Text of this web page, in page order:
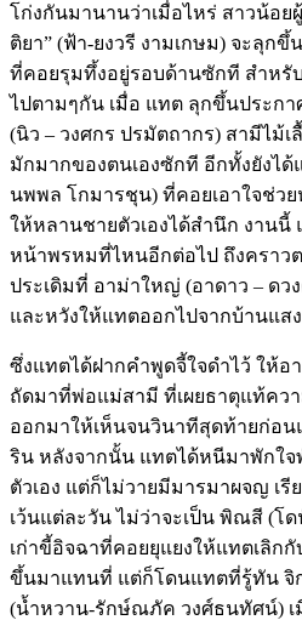
โก่งกันมานานว่าเมื่อไหร่ สาวน้อย
ติยา” (ฟ้า-ยงวรี งามเกษม) จะลุก
ที่คอยรุมทึ้งอยู่รอบด้านซักที สำหรั
ไปตามๆกัน เมื่อ แทต ลุกขึ้นประก
(นิว – วงศกร ปรมัตถากร) สามีไม้
มักมากของตนเองซักที อีกทั้งยังไ
นพพล โกมารชุน) ที่คอยเอาใจช่ว
ให้หลานชายตัวเองได้สำนึก งาน
หน้าพรหมที่ไหนอีกต่อไป ถึงครา
ประเดิมที่ อาม่าใหญ่ (อาดาว – ดว
และหวังให้แทตออกไปจากบ้านแส
ซึ่งแทตได้ฝากคำพูดจี้ใจดำไว้ ให้
ถัดมาที่พ่อแม่สามี ที่เผยธาตุแท้คว
ออกมาให้เห็นจนวินาทีสุดท้ายก่อน
ริน หลังจากนั้น แทตได้หนีมาพักใจ
ตัวเอง แต่ก็ไม่วายมีมารมาผจญ เรี
เว้นแต่ละวัน ไม่ว่าจะเป็น พิณสี (โ
เก่าขี้อิจฉาที่คอยยุแยงให้แทตเลิกกั
ขึ้นมาแทนที่ แต่ก็โดนแทตที่รู้ทัน จิ
(น้ำหวาน-รักษ์ณภัค วงศ์ธนทัศน์) เ